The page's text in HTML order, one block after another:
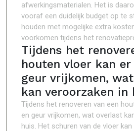
afwerkingsmaterialen. Het is
vooraf een duidelijk budget op te
houden met mogelijke extra
voorkomen tijdens het
Tijdens het
houten vloer kan
geur vrijkomen,
kan veroorzaken in
Tijdens het renoveren van een
en geur vrijkomen, wat overlast
huis. Het schuren van de vloer